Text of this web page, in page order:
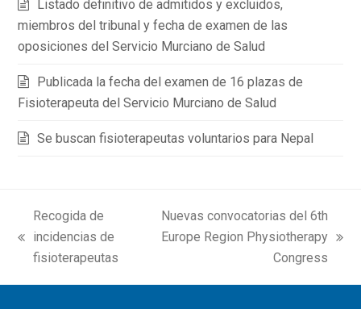
Listado definitivo de admitidos y excluidos,
miembros del tribunal y fecha de examen de las
oposiciones del Servicio Murciano de Salud
Publicada la fecha del examen de 16 plazas de
Fisioterapeuta del Servicio Murciano de Salud
Se buscan fisioterapeutas voluntarios para Nepal
previous
post:
Recogida de
incidencias de
fisioterapeutas
next
Nuevas convocatorias del 6th
Europe Region Physiotherapy
Congress